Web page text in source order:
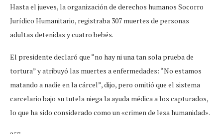
Hasta el jueves, la organización de derechos humanos Socorro
Jurídico Humanitario, registraba 307 muertes de personas
adultas detenidas y cuatro bebés.
El presidente declaró que “no hay ni una tan sola prueba de
tortura” y atribuyó las muertes a enfermedades: “No estamos
matando a nadie en la cárcel”, dijo, pero omitió que el sistema
carcelario bajo su tutela niega la ayuda médica a los capturados,
lo que ha sido considerado como un «crimen de lesa humanidad».